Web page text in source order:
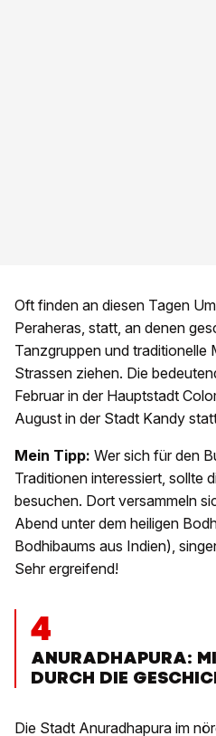
Oft finden an diesen Tagen
Peraheras, statt, an denen
Tanzgruppen und traditionelle
Strassen ziehen. Die
Februar in der Hauptstadt
August in der Stadt Kandy
Mein Tipp: Wer sich für den
Traditionen interessiert, sollte
besuchen. Dort versammeln
Abend unter dem heiligen
Bodhibaums aus Indien),
Sehr ergreifend!
4
ANURADHAPURA:
DURCH DIE
Die Stadt Anuradhapura im